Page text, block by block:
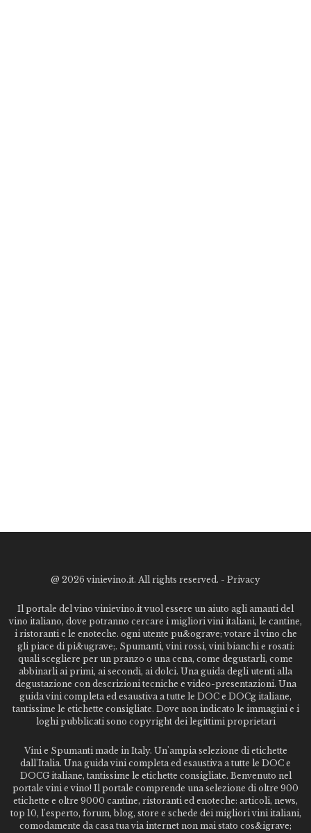
@ 2026 vinievino.it. All rights reserved. - Privacy
Il portale del vino vinievino.it vuol essere un aiuto agli amanti del
vino italiano, dove potranno cercare i migliori vini italiani, le cantine,
i ristoranti e le enoteche. ogni utente pu&ograve; votare il vino che
gli piace di pi&ugrave;. Spumanti, vini rossi, vini bianchi e rosati:
quali scegliere per un pranzo o una cena, come degustarli, come
abbinarli ai primi, ai secondi, ai dolci. Una guida degli utenti alla
degustazione con descrizioni tecniche e video-presentazioni. Una
guida vini completa ed esaustiva a tutte le DOC e DOCg italiane,
tantissime le etichette consigliate. Dove non indicato le immagini e i
loghi pubblicati sono copyright dei legittimi proprietari
Vini e Spumanti made in Italy. Un'ampia selezione di etichette
dall'Italia. Una guida vini completa ed esaustiva a tutte le DOC e
DOCG italiane, tantissime le etichette consigliate. Benvenuto nel
portale vini e vino! Il portale comprende una selezione di oltre 900
etichette e oltre 9000 cantine, ristoranti ed enoteche: articoli, news,
top 10, l'esperto, forum, blog, store e schede dei migliori vini italiani,
comodamente da casa tua via internet non mai stato cos&igrave;